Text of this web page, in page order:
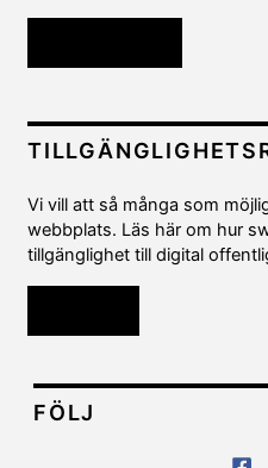
Vi vill att så många som
webbplats. Läs här om hur
tillgänglighet till digital
FÖLJ